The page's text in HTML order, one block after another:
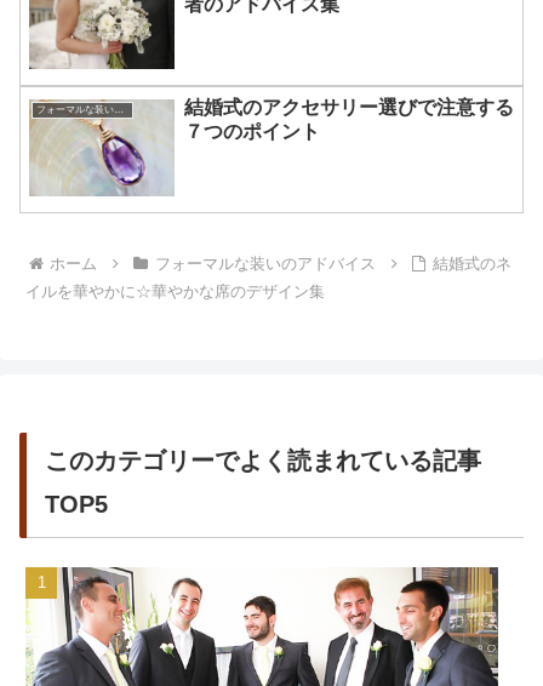
者のアドバイス集
フォーマルな装いのアドバイス
結婚式のアクセサリー選びで注意する
７つのポイント
ホーム フォーマルな装いのアドバイス
結婚式のネ
イルを華やかに☆華やかな席のデザイン集
このカテゴリーでよく読まれている記事
TOP5